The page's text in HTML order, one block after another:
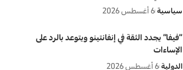
سياسية 6 أغسطس 2026
“فيفا” يجدد الثقة في إنفانتينو ويتوعد بالرد على
الإساءات
الدولية 6 أغسطس 2026